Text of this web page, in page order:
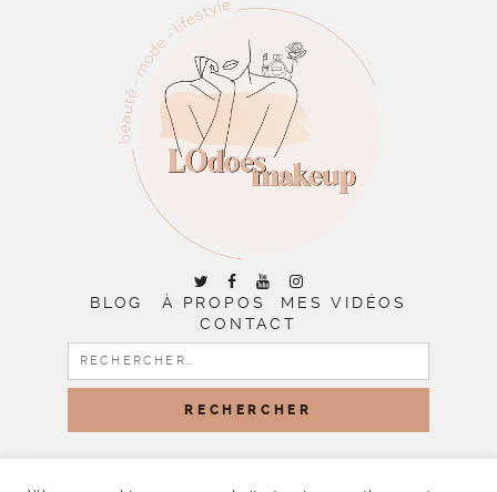
BLOG À PROPOS
MES VIDÉOS
CONTACT
RECHERCHER :